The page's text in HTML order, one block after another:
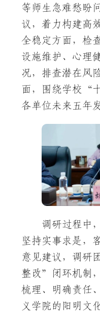
等师生急难愁盼
议，着力构建高
全稳定方面，检
设施维护、心理
况，排查潜在风
面，围绕学校“
各单位未来五年
调研过程中
坚持实事求是，
意见建议，调研
整改”闭环机制
梳理、明确责任
义学院的阳明文